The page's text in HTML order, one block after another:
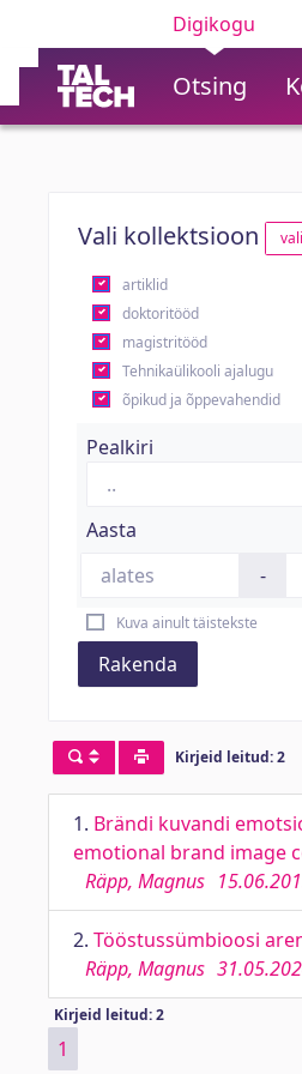
Digikogu
Otsing
Vali kollektsioon
artiklid
doktoritööd
magistritööd
Tehnikaülikooli ajalugu
õpikud ja õppevahendid
Pealkiri
Aasta
-
Kuva ainult täistekste
Rakenda
Kirjeid leitud: 2
1. Brändi kuvandi
emotional brand image
Räpp, Magnus
2. Tööstussümbioosi
Räpp, Magnus
Kirjeid leitud: 2
1